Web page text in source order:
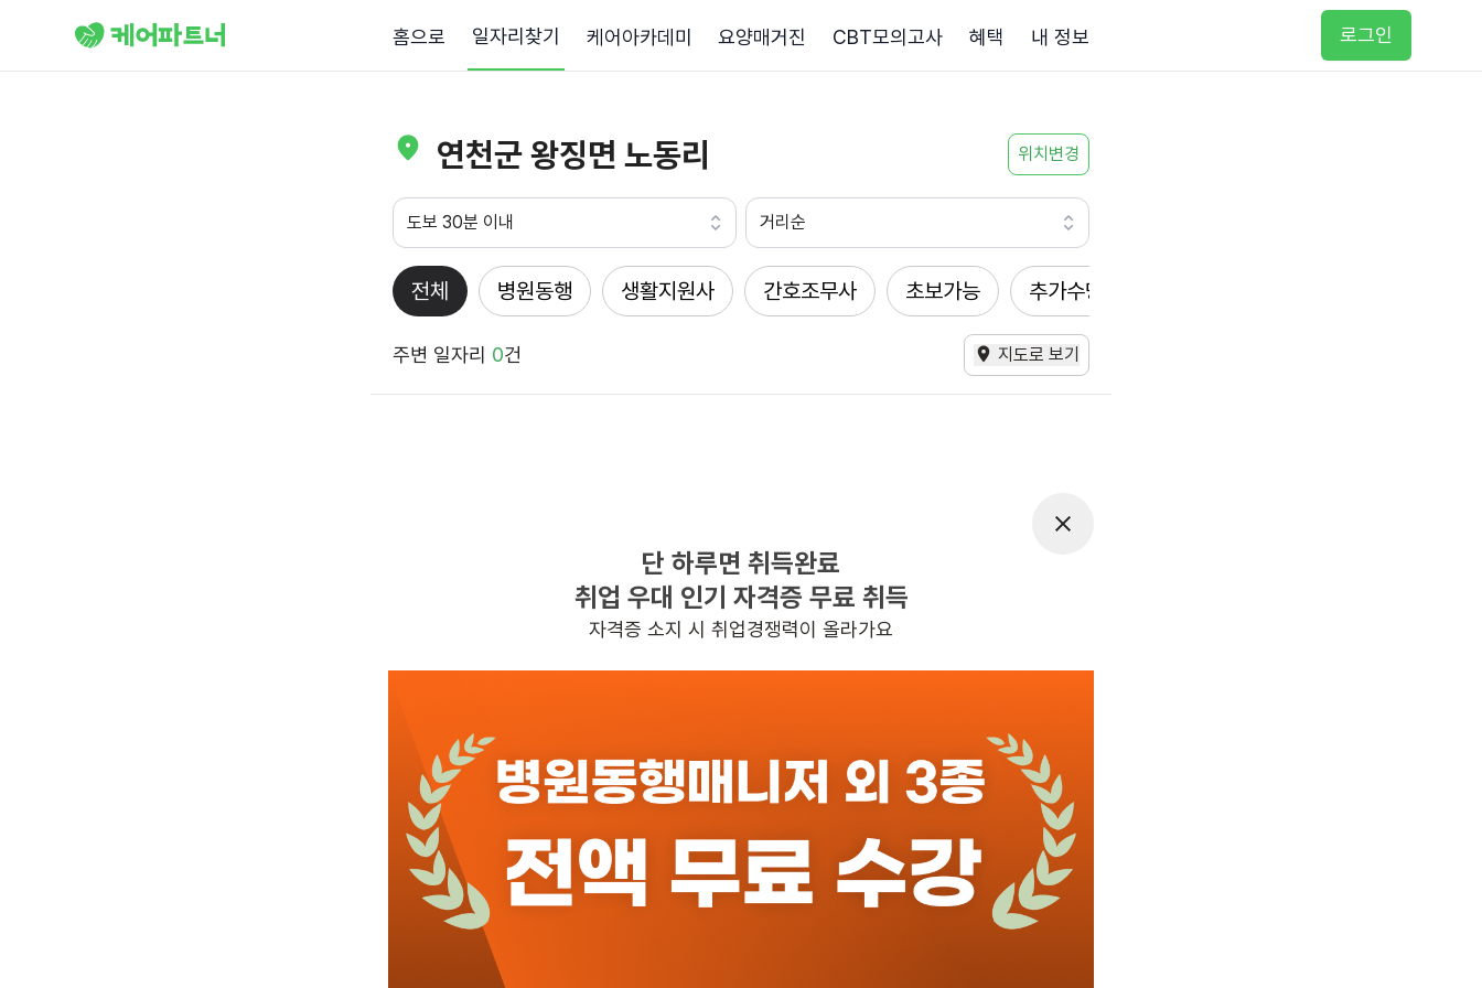
홈으로 일자리찾기 케어아카데미 요양매거진 CBT모의고사 혜택 내 정보 로그인
연천군 왕징면 노동리 위치변경
도보 30분 이내 거리순
전체 병원동행 생활지원사 간호조무사 초보가능 추가수당
주변 일자리 0건 지도로 보기
찾으시는 조건의 일자리가 없습니다
더욱더 노력하는 케어파트너가 되겠습니다.
단 하루면 취득완료
취업 우대 인기 자격증 무료 취득
자격증 소지 시 취업경쟁력이 올라가요